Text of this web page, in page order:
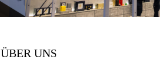
ÜBER UNS